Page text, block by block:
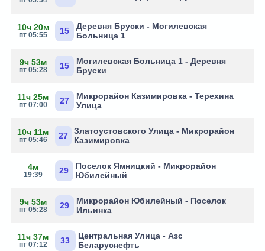
10ч 20м
пт 05:55 15
Деревня Бруски - Могилевская
Больница 1
9ч 53м
пт 05:28 15
Могилевская Больница 1 - Деревня
Бруски
11ч 25м
пт 07:00 27
Микрорайон Казимировка - Терехина
Улица
10ч 11м
пт 05:46 27
Златоустовского Улица - Микрорайон
Казимировка
4м
19:39 29
Поселок Ямницкий - Микрорайон
Юбилейный
9ч 53м
пт 05:28 29
Микрорайон Юбилейный - Поселок
Ильинка
11ч 37м
пт 07:12 33
Центральная Улица - Азс
Беларуснефть